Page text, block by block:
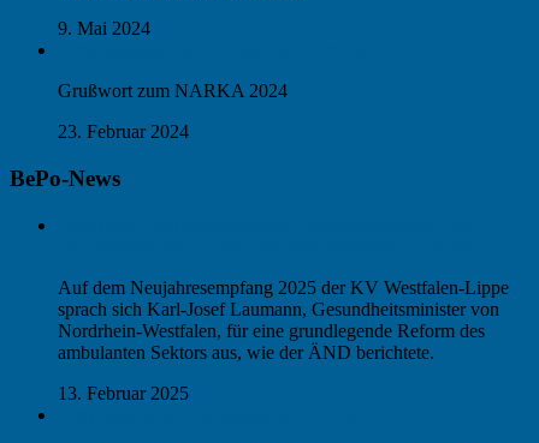
9. Mai 2024
Grußwort zum NARKA 2024
23. Februar 2024
BePo-News
Auf dem Neujahresempfang 2025 der KV Westfalen-Lippe
sprach sich Karl-Josef Laumann, Gesundheitsminister von
Nordrhein-Westfalen, für eine grundlegende Reform des
ambulanten Sektors aus, wie der ÄND berichtete.
13. Februar 2025